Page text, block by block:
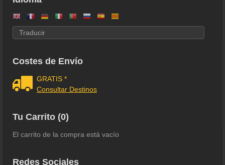
Costes de Envío
GRATIS *
Consultar Destinos
Tu Carrito (0)
El carrito de la compra está vacío
Redes Sociales